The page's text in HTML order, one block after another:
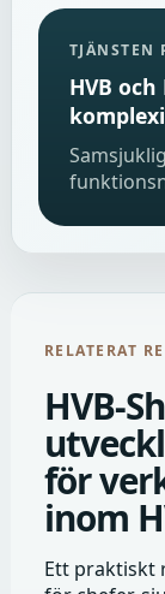
TJÄNSTEN
HVB
RELATERAT
HVB-
för
inom
Ett praktiskt